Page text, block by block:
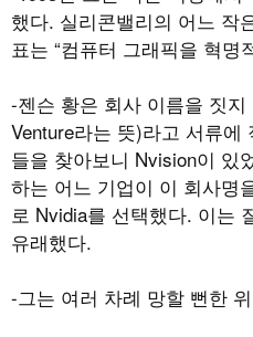
했다. 실리콘밸리의 어느 작
표는 “컴퓨터 그래픽을 혁명
-젠슨 황은 회사 이름을 짓
Venture라는 뜻)라고 서류에
들을 찾아보니 Nvision이 있
하는 어느 기업이 이 회사명
로 Nvidia를 선택했다. 이는
유래했다.
-그는 여러 차례 망할 뻔한